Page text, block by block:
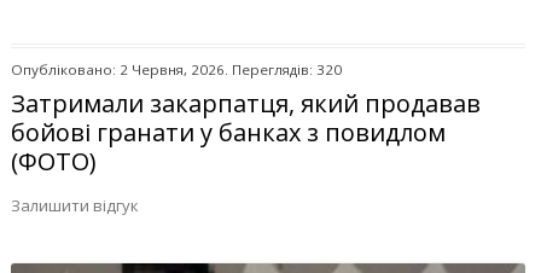
Опубліковано: 2 Червня, 2026. Переглядів: 320
Затримали закарпатця, який продавав
бойові гранати у банках з повидлом
(ФОТО)
Залишити відгук